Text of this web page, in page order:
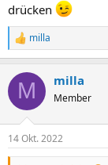
drücken
R
e
k
i
e
n
milla
M milla
Member
14 Okt. 2022